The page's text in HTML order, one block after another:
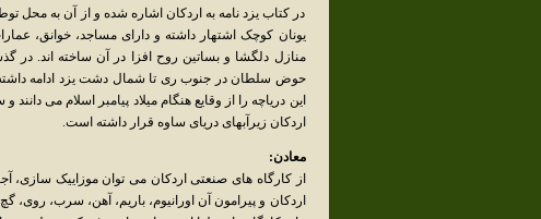
در کتاب یزد نامه به اردکان اشاره شده و از آن به محل
یونان کوچک اشتهار داشته و دارای مساجد، خوانق،
منازل دلگشا و بساتین روح افزا در آن ساخته اند. در
حوض سلطان در جنوب ری تا شمال دشت یزد ادامه داشته
این دریاچه را از وقایع هنگام میلاد پیامبر اسلام می
اردکان زیرآبهای دریای ساوه قرار داشته است.
معادن:
از کارگاه های صنعتی اردکان می توان موزاییک
اردکان و پیرامون آن اورانیوم، ‌باریم، آهن، سرب،